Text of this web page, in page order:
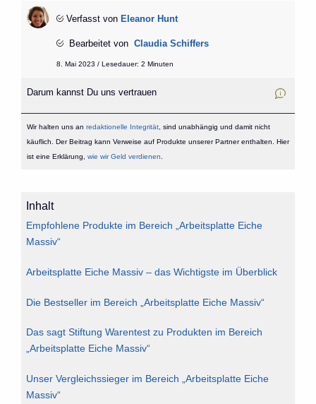
Verfasst von Eleanor Hunt
Bearbeitet von Claudia Schiffers
8. Mai 2023 / Lesedauer: 2 Minuten
Darum kannst Du uns vertrauen
Wir halten uns an redaktionelle Integrität, sind unabhängig und damit nicht
käuflich. Der Beitrag kann Verweise auf Produkte unserer Partner enthalten. Hier
ist eine Erklärung, wie wir Geld verdienen
Inhalt
Empfohlene Produkte im Bereich „Arbeitsplatte Eiche
Massiv“
Arbeitsplatte Eiche Massiv – das Wichtigste im Überblick
Die Bestseller im Bereich „Arbeitsplatte Eiche Massiv“
Das sagt Stiftung Warentest zu Produkten im Bereich
„Arbeitsplatte Eiche Massiv“
Unser Vergleichssieger im Bereich „Arbeitsplatte Eiche
Massiv“